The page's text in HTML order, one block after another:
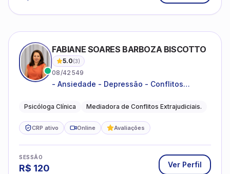
FABIANE SOARES BARBOZA BISCOTTO
5.0(3)
08/42549
- Ansiedade - Depressão - Conflitos
relacionamentos - Autoestima -
Psicóloga Clínica Mediadora de Conflitos Extrajudiciais.
CRP ativo Online Avaliações
SESSÃO
R$ 120 Ver Perfil